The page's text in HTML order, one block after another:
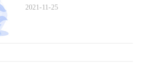
2021-11-25